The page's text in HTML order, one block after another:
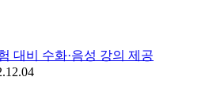
대비 수화·음성 강의 제공